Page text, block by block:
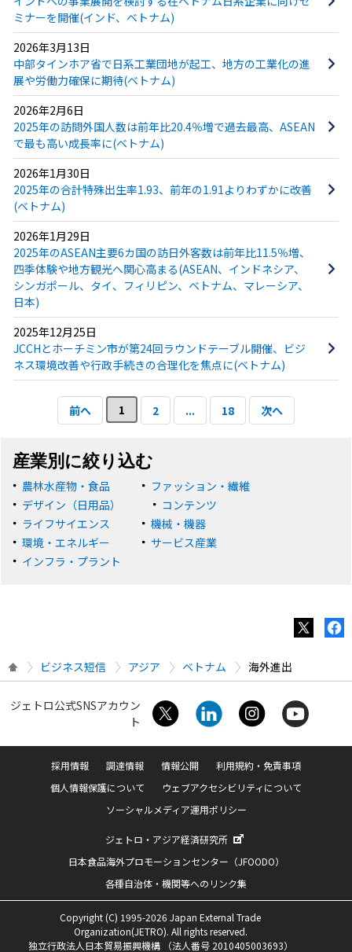
ミナーを開催(インド、ベトナム)
2026年3月13日
中部タインホア省で日系工業団地が起工、地方の工業化の進
展や労働力確保に期待(ベトナム)
2026年2月6日
2025年の訪問外国人数は前年比20.4％増で過去最高、ASEAN
で最も高い成長率に(ベトナム)
2026年1月30日
2025年の合計特殊出生率1.93、前年の1.91よりわずかに改善
(ベトナム)
2026年1月29日
2025年のASEAN主要6カ国の訪日外客数は前年比11.5％増、
四季体験や地方観光へ関心高まる(ASEAN、インドネシア、
シンガポール、タイ、フィリピン、ベトナム、マレーシア、
日本)
2025年12月25日
JCCHとホーチミン市が第24回ラウンドテーブル開催、ビジ
ネス環境改善や行政手続きの合理化を焦点に(ベトナム)
前へ 1 2 ... 18 次へ
産業別に絞り込む
農林水産物・食品
ファッション・繊維
デザイン（日用品）
コンテンツ
ライフサイエンス
機械・機器
環境・エネルギー
サービス産業
インフラ・プラント
ビジネス短信 アジア ベトナム 海外進出
ジェトロ公式SNSアカウン
ト
採用情報 調達情報 情報公開
利用規約・免責事項
個人情報保護について
ウェブアクセシビリティについて
ソーシャルメディア運用ポリシー
ジェトロ・アジア経済研究所
日本食品海外プロモーションセンター（JFOODO）
各種自治体・機関等へのリンク集
Copyright (C) 1995-2026 Japan External Trade
Organization(JETRO). All rights reserved.
独立行政法人日本貿易振興機構 （法人番号 2010405003693）